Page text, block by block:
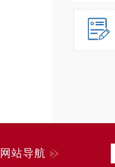
网站导航